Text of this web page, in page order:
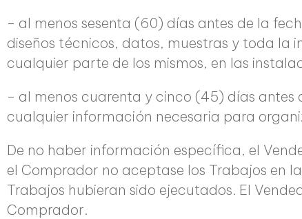
– al menos sesenta (60) días antes de la
diseños técnicos, datos, muestras y toda la
cualquier parte de los mismos, en las
– al menos cuarenta y cinco (45) días antes
cualquier información necesaria para
De no haber información específica, el
el Comprador no aceptase los Trabajos en
Trabajos hubieran sido ejecutados. El
Comprador.